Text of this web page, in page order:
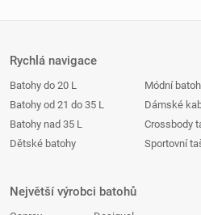
Rychlá navigace
Batohy do 20 L
Batohy od 21 do 35 L
Batohy nad 35 L
Dětské batohy
Módní
Dámské
Crossbody
Sportovní
Největší výrobci batohů